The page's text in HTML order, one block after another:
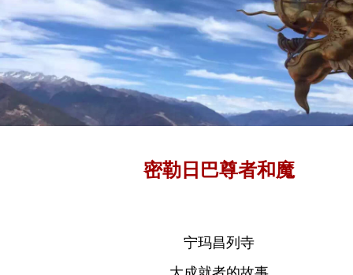
密勒日巴尊者和魔
宁玛昌列寺